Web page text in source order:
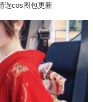
选cos图包更新